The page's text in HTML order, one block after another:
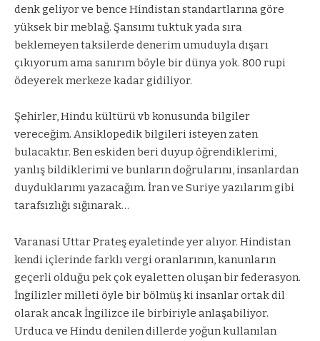
denk geliyor ve bence Hindistan standartlarına göre
yüksek bir meblağ. Şansımı tuktuk yada sıra
beklemeyen taksilerde denerim umuduyla dışarı
çıkıyorum ama sanırım böyle bir dünya yok. 800 rupi
ödeyerek merkeze kadar gidiliyor.
Şehirler, Hindu kültürü vb konusunda bilgiler
vereceğim. Ansiklopedik bilgileri isteyen zaten
bulacaktır. Ben eskiden beri duyup öğrendiklerimi,
yanlış bildiklerimi ve bunların doğrularını, insanlardan
duyduklarımı yazacağım. İran ve Suriye yazılarım gibi
tarafsızlığı sığınarak…
Varanasi Uttar Prateş eyaletinde yer alıyor. Hindistan
kendi içlerinde farklı vergi oranlarının, kanunların
geçerli olduğu pek çok eyaletten oluşan bir federasyon.
İngilizler milleti öyle bir bölmüş ki insanlar ortak dil
olarak ancak İngilizce ile birbiriyle anlaşabiliyor.
Urduca ve Hindu denilen dillerde yoğun kullanılan